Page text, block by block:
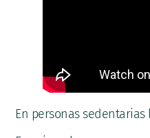
En personas sedentarias